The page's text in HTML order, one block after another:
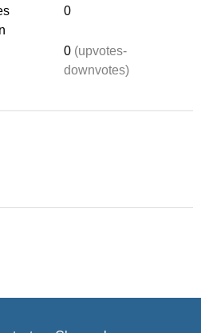
0
0 (upvotes-
downvotes)